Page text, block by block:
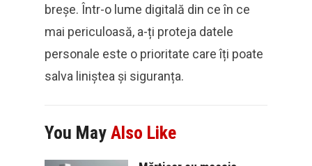
breșe. Într-o lume digitală din ce în ce
mai periculoasă, a-ți proteja datele
personale este o prioritate care îți poate
salva liniștea și siguranța.
You May Also Like